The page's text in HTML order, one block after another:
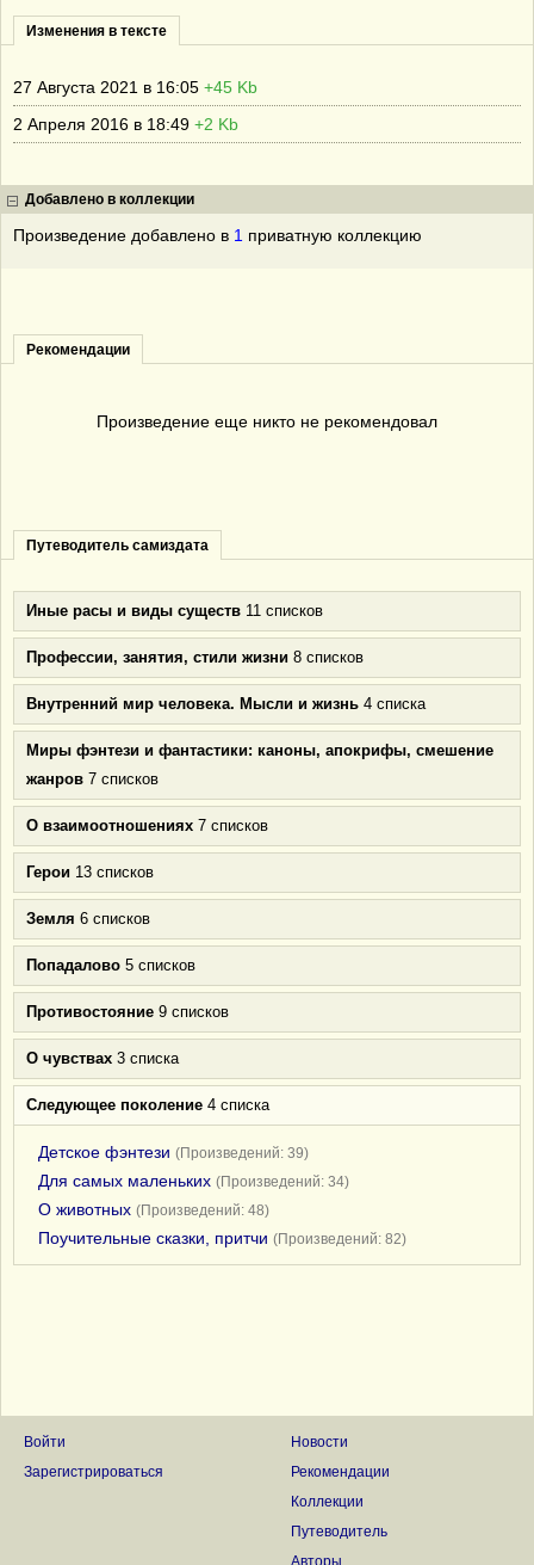
Изменения в тексте
27 Августа 2021 в 16:05 +45 Kb
2 Апреля 2016 в 18:49 +2 Kb
Добавлено в коллекции
Произведение добавлено в 1 приватную коллекцию
Рекомендации
Произведение еще никто не рекомендовал
Путеводитель самиздата
Иные расы и виды существ 11 списков
Профессии, занятия, стили жизни 8 списков
Внутренний мир человека. Мысли и жизнь 4 списка
Миры фэнтези и фантастики: каноны, апокрифы, смешение
жанров 7 списков
О взаимоотношениях 7 списков
Герои 13 списков
Земля 6 списков
Попадалово 5 списков
Противостояние 9 списков
О чувствах 3 списка
Следующее поколение 4 списка
Детское фэнтези (Произведений: 39)
Для самых маленьких (Произведений: 34)
О животных (Произведений: 48)
Поучительные сказки, притчи (Произведений: 82)
Войти
Зарегистрироваться
Новости
Рекомендации
Коллекции
Путеводитель
Авторы